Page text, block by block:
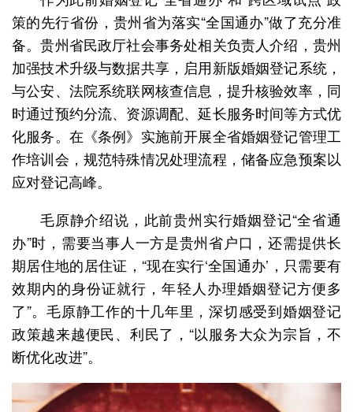
策的先行省份，贵州省为落实“全国通办”做了充分准
备。贵州省民政厅社会事务处相关负责人介绍，贵州
加强技术升级与数据共享，启用新版婚姻登记系统，
与公安、法院系统联网核查信息，提升核验效率，同
时通过预约分流、资源调配、延长服务时间等方式优
化服务。在《条例》实施前开展全省婚姻登记管理工
作培训会，规范特殊情况处理流程，储备应急预案以
应对登记高峰。
毛原静介绍说，此前贵州实行婚姻登记“全省通
办”时，需要当事人一方是贵州省户口，还需提供长
期居住地的居住证，“现在实行‘全国通办’，只需要有
效期内的身份证就行，年轻人办理婚姻登记方便多
了”。毛原静工作的十几年里，深切感受到婚姻登记
政策越来越便民、利民了，“以服务大众为宗旨，不
断优化改进”。